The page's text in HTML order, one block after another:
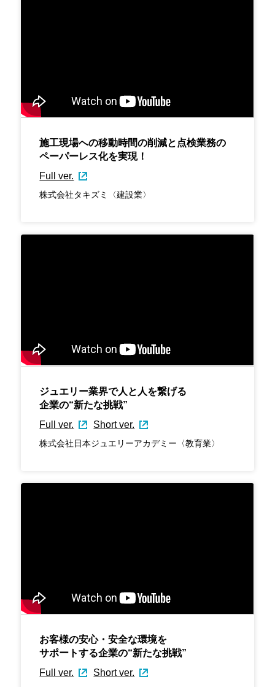
施工現場への移動時間の削減と点検業務の
ペーパーレス化を実現！
Full ver.
株式会社タキズミ〈建設業〉
ジュエリー業界で人と人を繋げる
企業の“新たな挑戦”
Full ver.
Short ver.
株式会社日本ジュエリーアカデミー〈教育業〉
お客様の安心・安全な環境を
サポートする企業の“新たな挑戦”
Full ver.
Short ver.